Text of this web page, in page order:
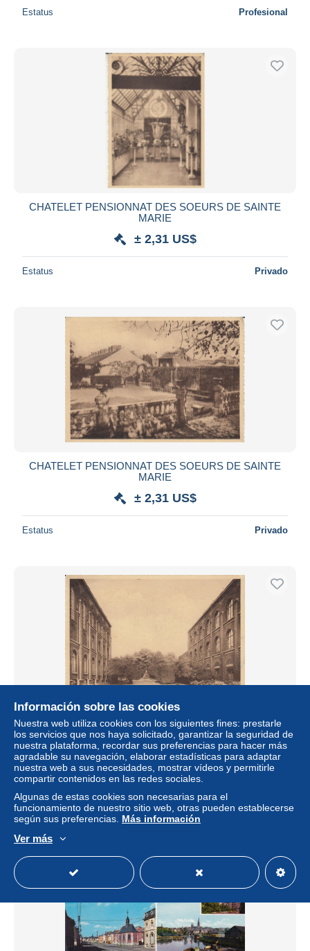
Estatus Profesional
CHATELET PENSIONNAT DES SOEURS DE SAINTE
MARIE
± 2,31 US$
Estatus Privado
CHATELET PENSIONNAT DES SOEURS DE SAINTE
MARIE
± 2,31 US$
Estatus Privado
CHATELET PENSIONNAT DES SOEURS DE SAINTE
MARIE
± 2,31 US$
Información sobre las cookies
Nuestra web utiliza cookies con los siguientes fines: prestarle
los servicios que nos haya solicitado, garantizar la seguridad de
nuestra plataforma, recordar sus preferencias para hacer más
agradable su navegación, elaborar estadísticas para adaptar
nuestra web a sus necesidades, mostrar vídeos y permitirle
compartir contenidos en las redes sociales.
Algunas de estas cookies son necesarias para el
funcionamiento de nuestro sitio web, otras pueden establecerse
según sus preferencias. Más información
Ver más